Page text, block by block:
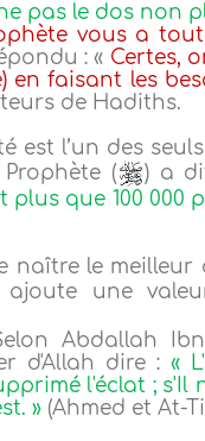
pas le dos non
vous a
: « Certes,
en faisant les
de Hadiths.
est l’un des
(
) a
que 100 000
naître le meilleur
une
Abdallah
d'Allah dire : «
l'éclat ; s'Il
» (Ahmed et At-